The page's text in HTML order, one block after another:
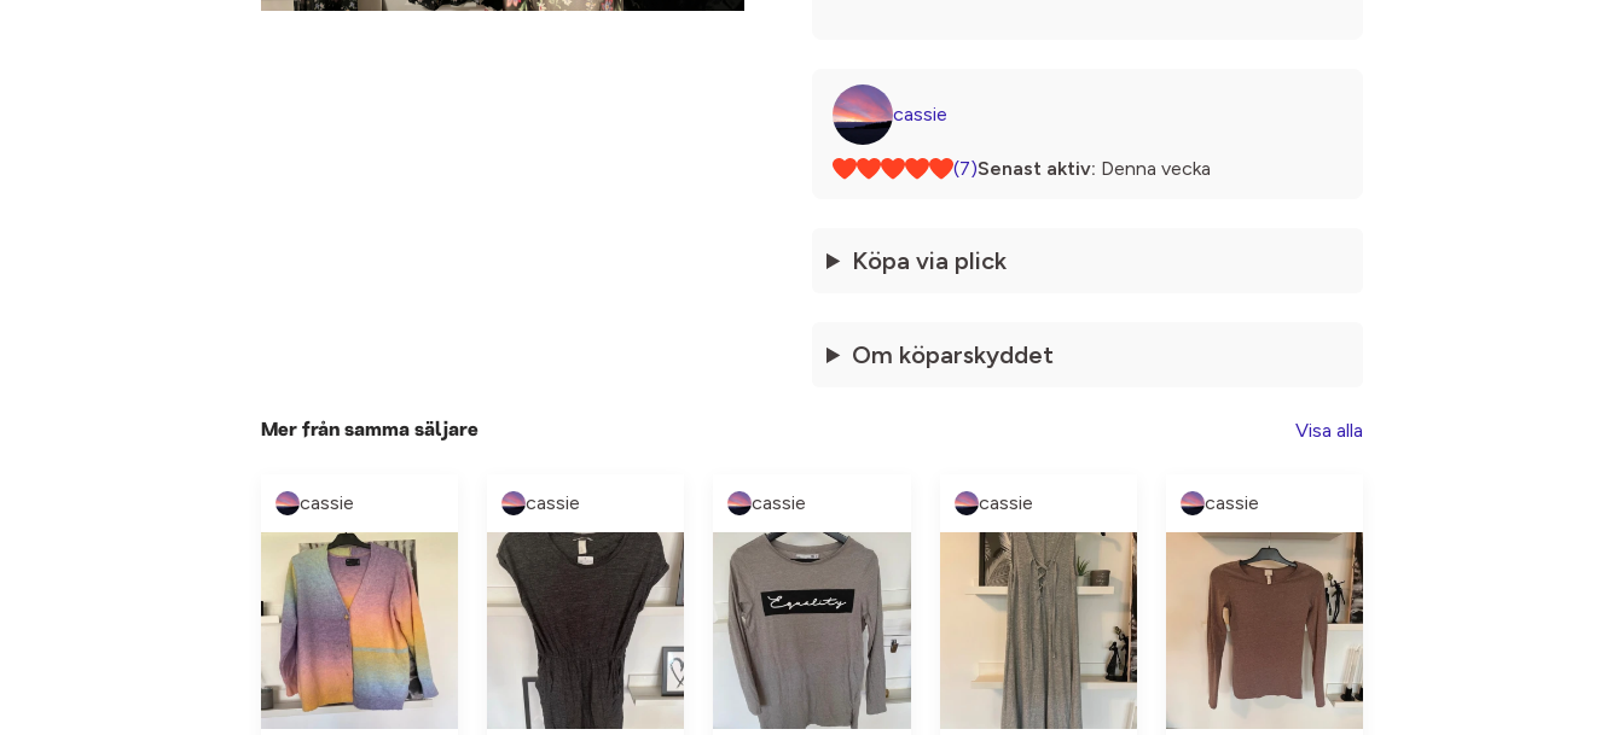
cassie
(7)Senast aktiv: Denna vecka
Köpa via plick
Om köparskyddet
Mer från samma säljare Visa alla
cassie cassie cassie cassie cassie